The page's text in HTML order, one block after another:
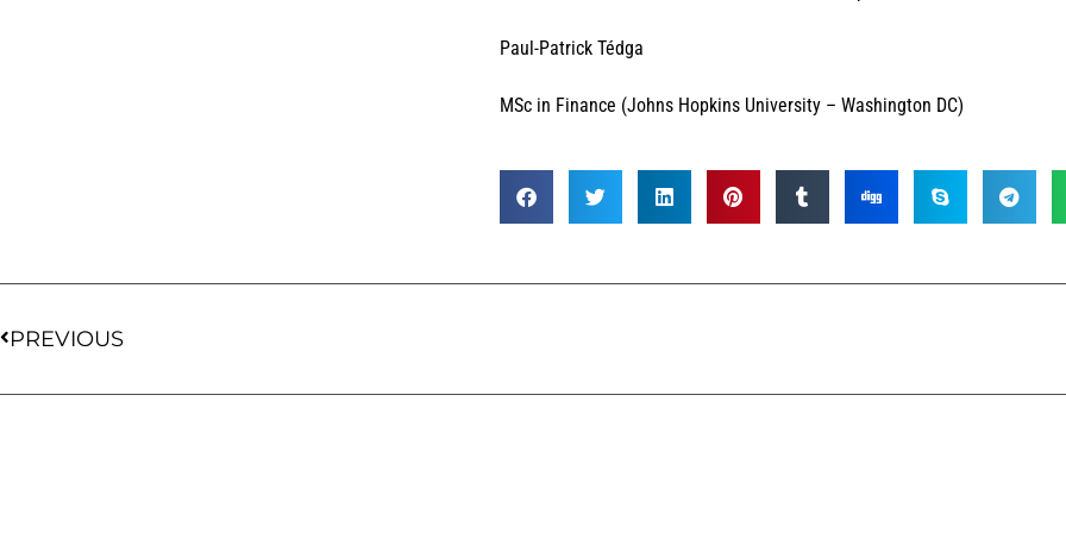
Paul-Patrick Tédga
MSc in Finance (Johns Hopkins University – Washington DC)
PREVIOUS